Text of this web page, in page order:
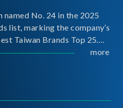
named No. 24 in the 2025
list, marking the company’s
Taiwan Brands Top 25.
a significant milestone for
more